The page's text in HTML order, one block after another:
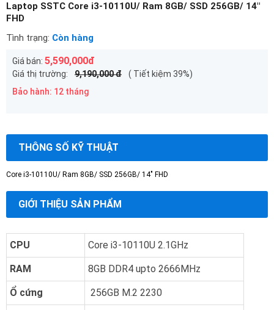
Laptop SSTC Core i3-10110U/ Ram 8GB/ SSD 256GB/ 14"
FHD
Tình trạng: Còn hàng
Giá bán: 5,590,000đ
Giá thị trường: 9,190,000 đ
( Tiết kiệm 39%)
Bảo hành: 12 tháng
THÔNG SỐ KỸ THUẬT
Core i3-10110U/ Ram 8GB/ SSD 256GB/ 14" FHD
GIỚI THIỆU SẢN PHẨM
CPU Core i3-10110U 2.1GHz
RAM 8GB DDR4 upto 2666MHz
Ổ cứng 256GB M.2 2230